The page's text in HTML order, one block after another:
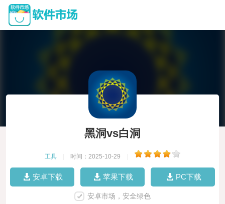
黑洞vs白洞
工具 时间：2025-10-29
安卓下载 苹果下载 PC下载
安卓市场，安全绿色